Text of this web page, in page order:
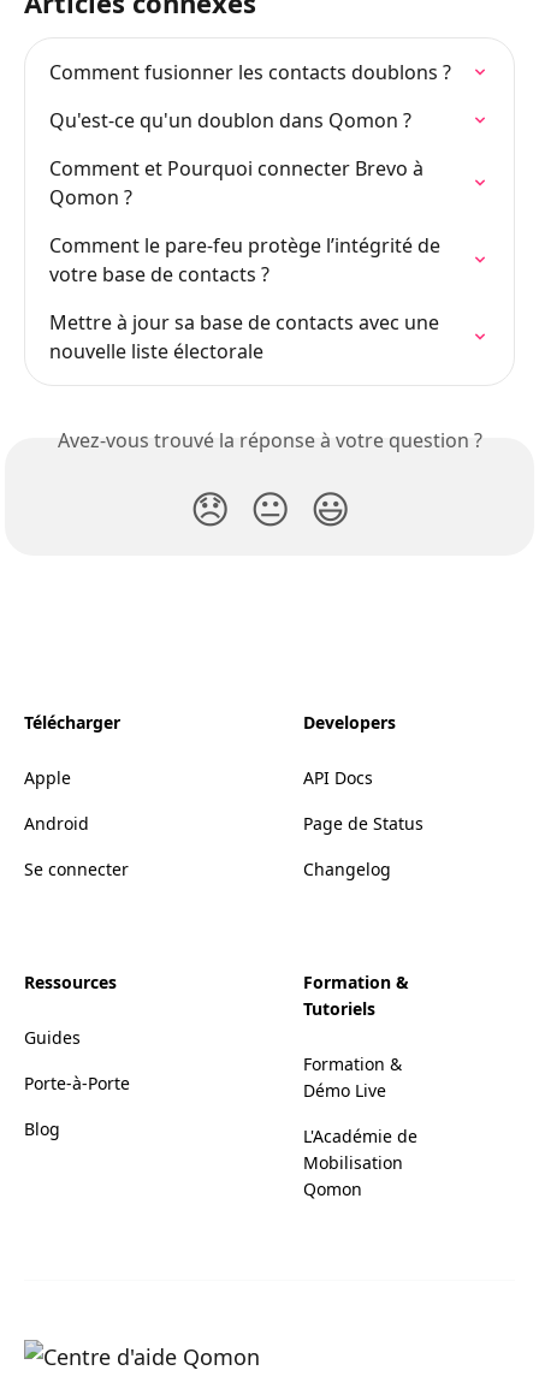
Comment fusionner les contacts doublons ?
Qu'est-ce qu'un doublon dans Qomon ?
Comment et Pourquoi connecter Brevo à
Qomon ?
Comment le pare-feu protège l’intégrité de
votre base de contacts ?
Mettre à jour sa base de contacts avec une
nouvelle liste électorale
Avez-vous trouvé la réponse à votre question ?
😞 😐 😃
Télécharger
Apple
Android
Se connecter
Developers
API Docs
Page de Status
Changelog
Ressources
Guides
Porte-à-Porte
Blog
Formation &
Tutoriels
Formation &
Démo Live
L'Académie de
Mobilisation
Qomon